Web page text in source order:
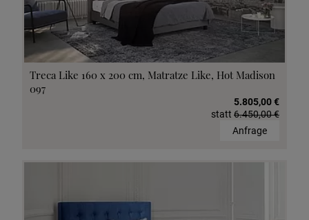
Treca Like 160 x 200 cm, Matratze Like, Hot Madison
097
5.805,00 €
statt 6.450,00 €
Anfrage